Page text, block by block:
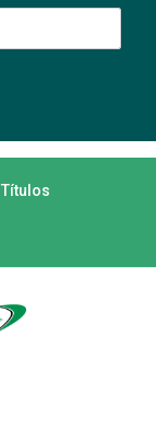
Títulos